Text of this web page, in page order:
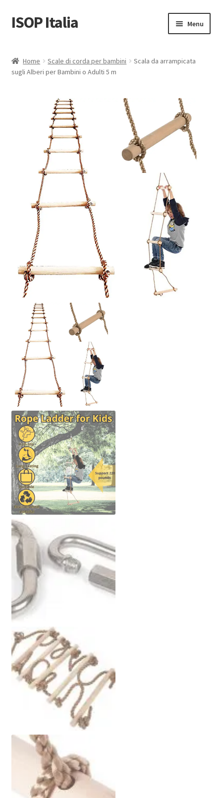
Vai
alla
Vai
al
ISOP Italia Menu
Sport e attività all’aperto
Set di salvataggio e sopravvivenza
Vendita all’ingrosso
Contattaci
Politica
Home Scale di corda per bambini
Scala da arrampicata
sugli Alberi per Bambini o Adulti 5 m